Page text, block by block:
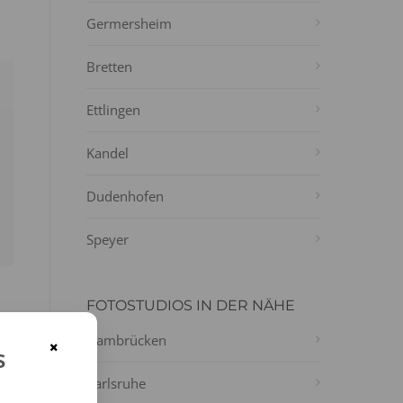
Germersheim
Bretten
Ettlingen
Kandel
Dudenhofen
Speyer
FOTOSTUDIOS IN DER NÄHE
Hambrücken
Karlsruhe
×